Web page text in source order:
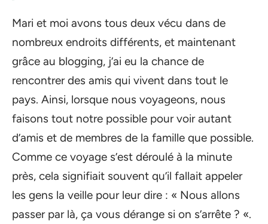
Mari et moi avons tous deux vécu dans de
nombreux endroits différents, et maintenant
grâce au blogging, j’ai eu la chance de
rencontrer des amis qui vivent dans tout le
pays. Ainsi, lorsque nous voyageons, nous
faisons tout notre possible pour voir autant
d’amis et de membres de la famille que possible.
Comme ce voyage s’est déroulé à la minute
près, cela signifiait souvent qu’il fallait appeler
les gens la veille pour leur dire : « Nous allons
passer par là, ça vous dérange si on s’arrête ? «.